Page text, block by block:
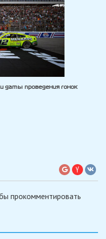
даты проведения гонок
прокомментировать